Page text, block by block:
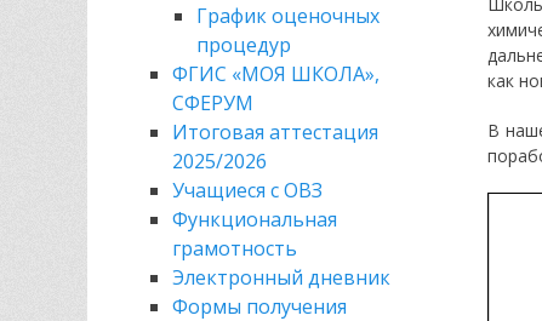
График оценочных
процедур
ФГИС «МОЯ ШКОЛА»,
СФЕРУМ
Итоговая аттестация
2025/2026
Учащиеся с ОВЗ
Функциональная
грамотность
Электронный дневник
Формы получения
как
В